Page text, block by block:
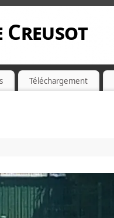
Creusot
Téléchargement